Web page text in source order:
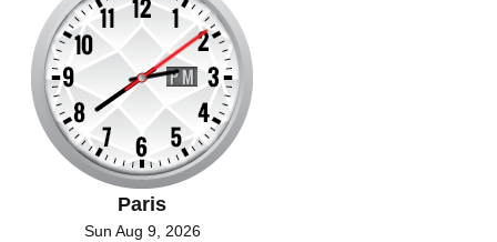
Paris
Sun Aug 9, 2026